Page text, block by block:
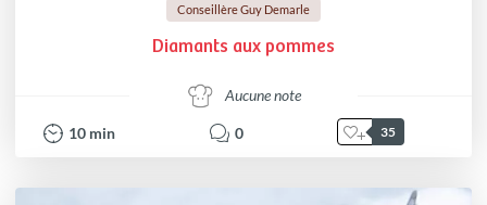
Conseillère Guy Demarle
Diamants aux pommes
Aucune note
10 min 0 35